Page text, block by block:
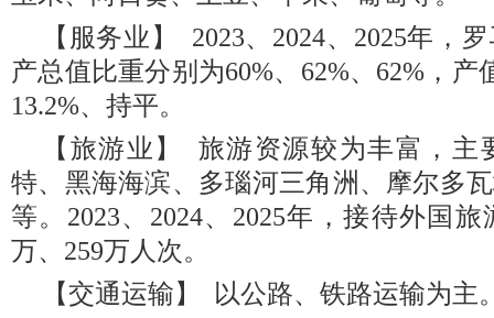
【服务业】 2023、2024、2025年，
产总值比重分别为60%、62%、62%，产
13.2%、持平。
【旅游业】 旅游资源较为丰富，主
特、黑海海滨、多瑙河三角洲、摩尔多
等。2023、2024、2025年，接待外国
万、259万人次。
【交通运输】 以公路、铁路运输为主